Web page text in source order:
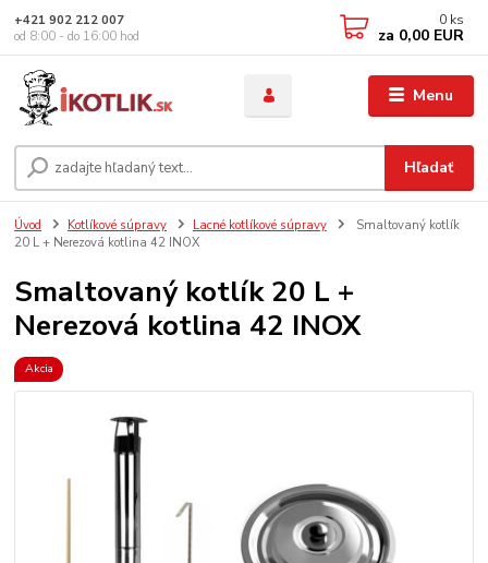
Menu
Hľadať
+421 902 212 007
od 8:00 - do 16:00 hod
0 ks
za 0,00 EUR
Úvod Kotlíkové súpravy Lacné kotlíkové súpravy
Smaltovaný kotlík
20 L + Nerezová kotlina 42 INOX
Smaltovaný kotlík 20 L +
Nerezová kotlina 42 INOX
Akcia